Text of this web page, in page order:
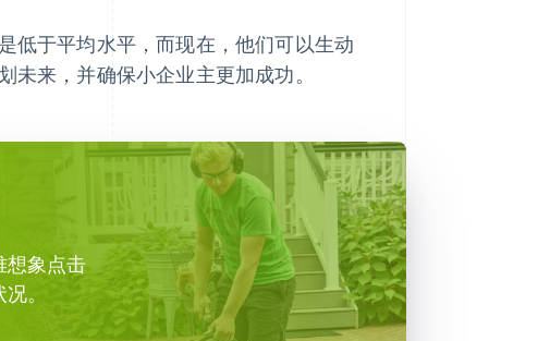
低于平均水平，而现在，他们可以生动
来，并确保小企业主更加成功。
想象点击
。